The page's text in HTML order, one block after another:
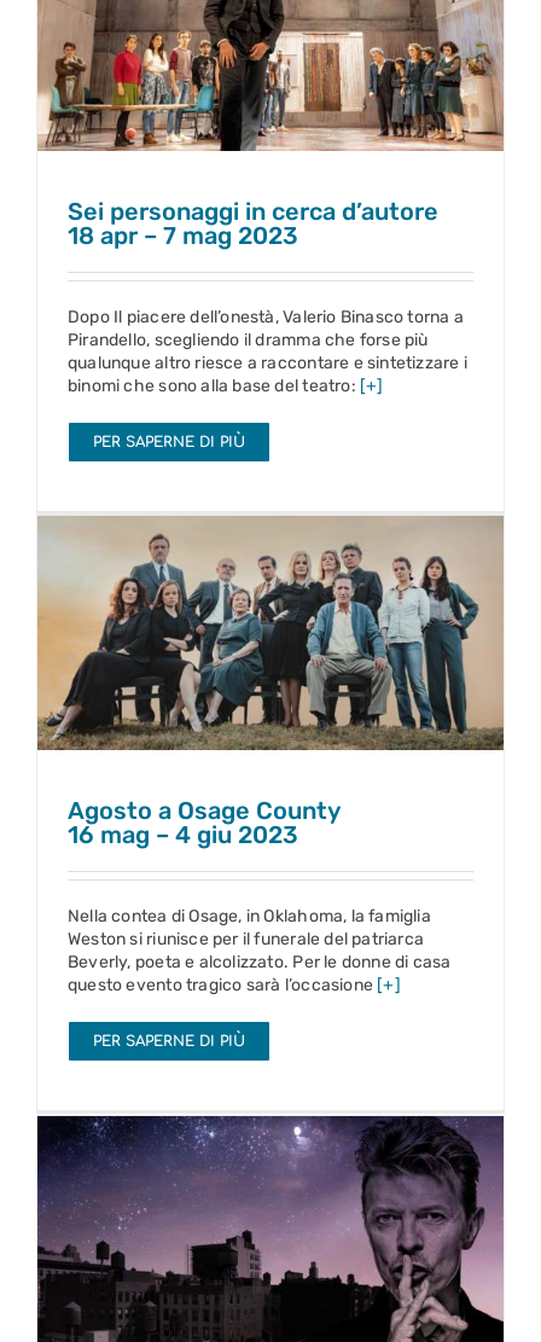
Sei personaggi in cerca d’autore
18 apr – 7 mag 2023
Sei personaggi in cerca d’autore
18 apr – 7 mag 2023
Dopo Il piacere dell’onestà, Valerio Binasco torna a
Pirandello, scegliendo il dramma che forse più
qualunque altro riesce a raccontare e sintetizzare i
binomi che sono alla base del teatro: [+]
PER SAPERNE DI PIÙ
Agosto a Osage County
16 mag – 4 giu 2023
Agosto a Osage County
16 mag – 4 giu 2023
Nella contea di Osage, in Oklahoma, la famiglia
Weston si riunisce per il funerale del patriarca
Beverly, poeta e alcolizzato. Per le donne di casa
questo evento tragico sarà l’occasione [+]
PER SAPERNE DI PIÙ
Lazarus
6 – 18 giu 2023